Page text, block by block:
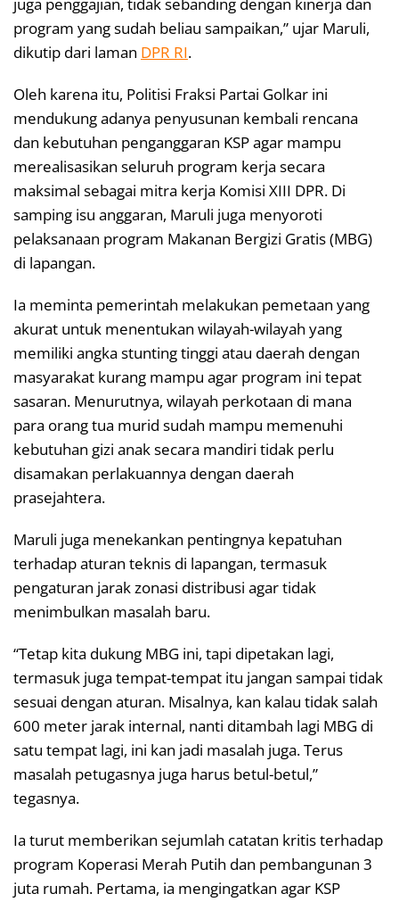
program yang sudah beliau sampaikan,” ujar Maruli,
dikutip dari laman DPR RI.
Oleh karena itu, Politisi Fraksi Partai Golkar ini
mendukung adanya penyusunan kembali rencana
dan kebutuhan penganggaran KSP agar mampu
merealisasikan seluruh program kerja secara
maksimal sebagai mitra kerja Komisi XIII DPR. Di
samping isu anggaran, Maruli juga menyoroti
pelaksanaan program Makanan Bergizi Gratis (MBG)
di lapangan.
Ia meminta pemerintah melakukan pemetaan yang
akurat untuk menentukan wilayah-wilayah yang
memiliki angka stunting tinggi atau daerah dengan
masyarakat kurang mampu agar program ini tepat
sasaran. Menurutnya, wilayah perkotaan di mana
para orang tua murid sudah mampu memenuhi
kebutuhan gizi anak secara mandiri tidak perlu
disamakan perlakuannya dengan daerah
prasejahtera.
Maruli juga menekankan pentingnya kepatuhan
terhadap aturan teknis di lapangan, termasuk
pengaturan jarak zonasi distribusi agar tidak
menimbulkan masalah baru.
“Tetap kita dukung MBG ini, tapi dipetakan lagi,
termasuk juga tempat-tempat itu jangan sampai tidak
sesuai dengan aturan. Misalnya, kan kalau tidak salah
600 meter jarak internal, nanti ditambah lagi MBG di
satu tempat lagi, ini kan jadi masalah juga. Terus
masalah petugasnya juga harus betul-betul,”
tegasnya.
Ia turut memberikan sejumlah catatan kritis terhadap
program Koperasi Merah Putih dan pembangunan 3
juta rumah. Pertama, ia mengingatkan agar KSP